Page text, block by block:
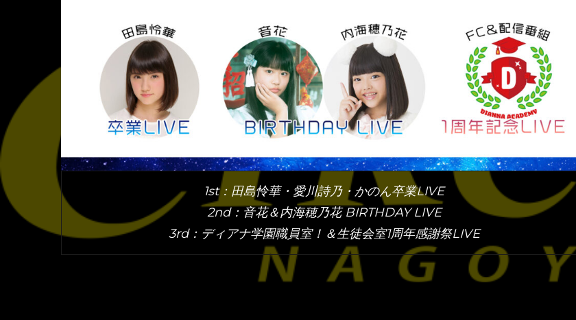
1st：田島怜華・愛川詩乃・かのん卒業LIVE
2nd：音花＆内海穂乃花 BIRTHDAY LIVE
3rd：ディアナ学園職員室！＆生徒会室1周年感謝祭LIVE